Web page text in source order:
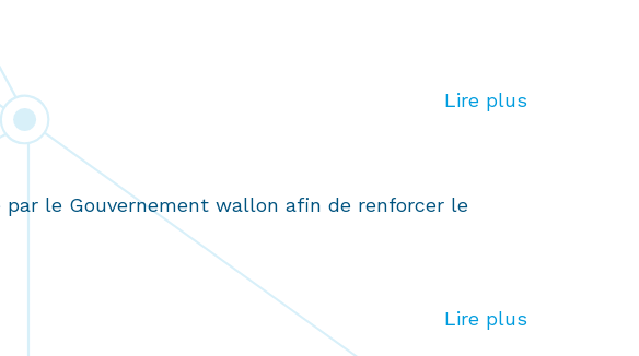
Lire plus
le Gouvernement wallon afin de renforcer le
Lire plus